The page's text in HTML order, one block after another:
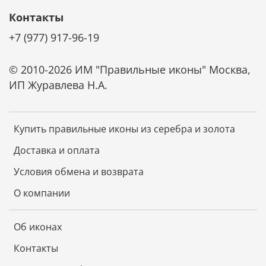
Ценные породы дерева, из которых изготовлена
основа иконы, обладают отличной
износостойкостью, не коробятся от времени и
Не требует специального ухода
Она не темнеет от времени. Достаточно просто
смахивать с нее пыль мягкой тканью и беречь от
царапин. И икона будет радовать красотой и
блеском долгие годы.
Купить правильные иконы из серебра и золота
Доставка и оплата
Условия обмена и возврата
О компании
Об иконах
Контакты
Контакты
+7 (977) 917-96-19
© 2010-2026 ИМ "Правильные иконы" Москва,
ИП Журавлева Н.А.